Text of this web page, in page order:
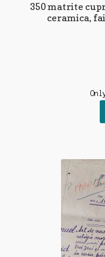
350 matrite
ceramica,